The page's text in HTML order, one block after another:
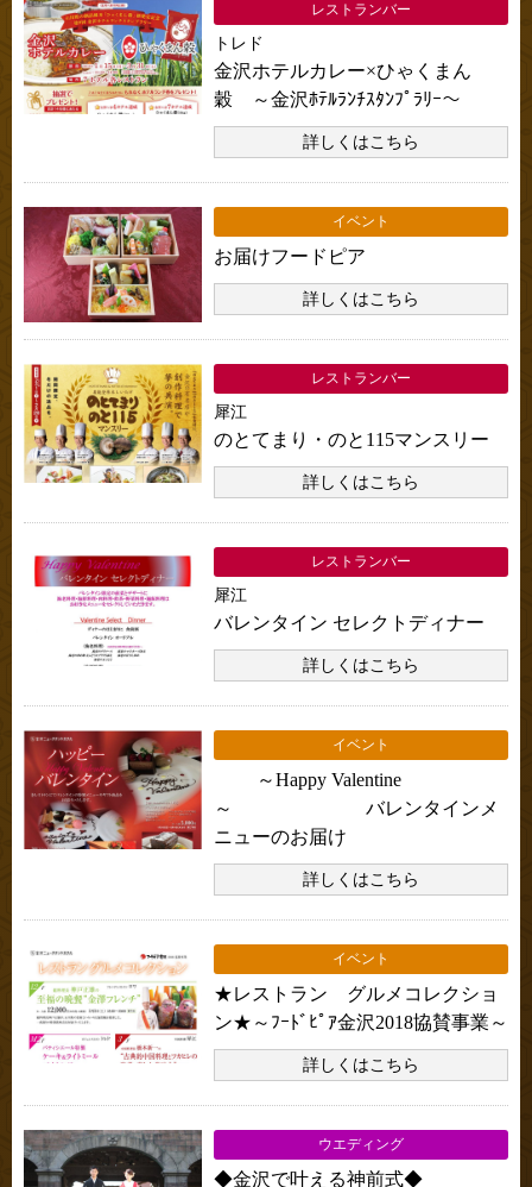
レストランバー
トレド
金沢ホテルカレー×ひゃくまん
穀 ～金沢ﾎﾃﾙﾗﾝﾁｽﾀﾝﾌﾟﾗﾘｰ～
詳しくはこちら
イベント
お届けフードピア
詳しくはこちら
レストランバー
犀江
のとてまり・のと115マンスリー
詳しくはこちら
レストランバー
犀江
バレンタイン セレクトディナー
詳しくはこちら
イベント
～Happy Valentine
～ バレンタインメ
ニューのお届け
詳しくはこちら
イベント
★レストラン グルメコレクショ
ン★～ﾌｰﾄﾞﾋﾟｱ金沢2018協賛事業～
詳しくはこちら
ウエディング
◆金沢で叶える神前式◆